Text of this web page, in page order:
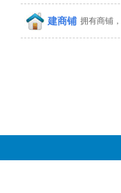
建商铺 拥有商铺